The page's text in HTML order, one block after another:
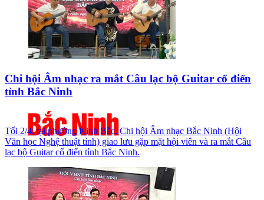
Chi hội Âm nhạc ra mắt Câu lạc bộ Guitar cổ điển
tỉnh Bắc Ninh
Tối 2/4, tại phường Kinh Bắc, Chi hội Âm nhạc Bắc Ninh (Hội
Văn học Nghệ thuật tỉnh) giao lưu gặp mặt hội viên và ra mắt Câu
lạc bộ Guitar cổ điển tỉnh Bắc Ninh.